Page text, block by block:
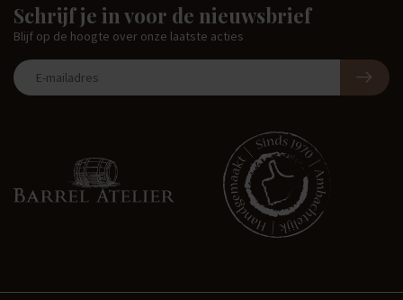
Schrijf je in voor de nieuwsbrief
Blijf op de hoogte over onze laatste acties